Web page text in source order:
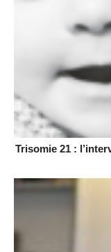
Trisomie 21 :